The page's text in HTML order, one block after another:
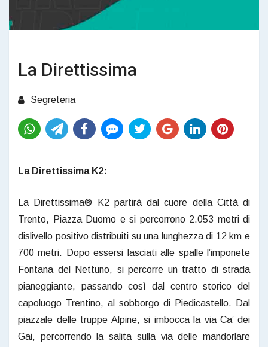
La Direttissima
Segreteria
La Direttissima K2:
La Direttissima® K2 partirà dal cuore della Città di
Trento, Piazza Duomo e si percorrono 2.053 metri di
dislivello positivo distribuiti su una lunghezza di 12 km e
700 metri. Dopo essersi lasciati alle spalle l’imponete
Fontana del Nettuno, si percorre un tratto di strada
pianeggiante, passando così dal centro storico del
capoluogo Trentino, al sobborgo di Piedicastello. Dal
piazzale delle truppe Alpine, si imbocca la via Ca’ dei
Gai, percorrendo la salita sulla via delle mandorlare